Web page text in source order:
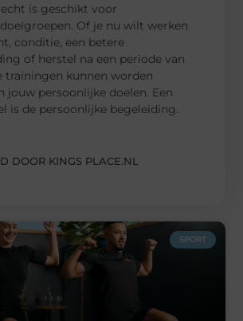
is geschikt voor
Of je nu wilt werken
conditie, een betere
of herstel na een periode van
trainingen kunnen worden
jouw persoonlijke doelen. Een
is de persoonlijke begeleiding.
DOOR KINGS PLACE.NL
SPORT